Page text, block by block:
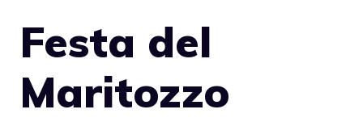
Festa del
Maritozzo